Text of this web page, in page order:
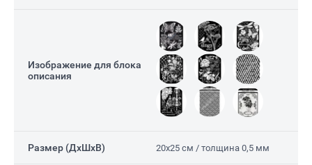
Изображение для блока
описания
Размер (ДxШxВ) 20х25 см / толщина 0,5 мм